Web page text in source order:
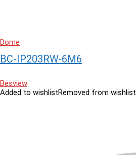
Dome
BC-IP203RW-6M6
Besview
Added to wishlistRemoved from wishlist